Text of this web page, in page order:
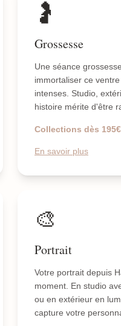
🤰
Grossesse
Une séance
immortaliser ce
intenses. Studio,
histoire mérite d'être
Collections dès 195€
En savoir plus
🎨
Portrait
Votre portrait depuis
moment. En studio
ou en extérieur en
capture votre